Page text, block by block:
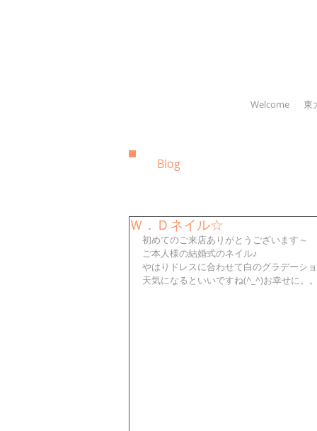
Welcome 東
Blog
Ｗ．Ｄネイル☆
初めてのご来店ありがとうございます～
ご本人様の結婚式のネイル♪
やはりドレスに合わせて白のグラデーシ
天気になるといいですね(^_^)お幸せに。